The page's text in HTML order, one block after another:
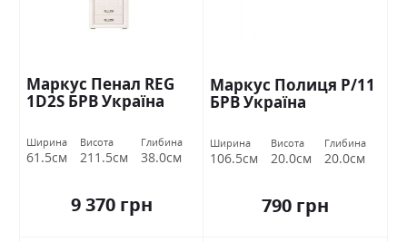
Маркус Пенал REG
1D2S БРВ Україна
Ширина
61.5см
Висота
211.5см
Глибина
38.0см
9 370 грн
Маркус Полиця P/11
БРВ Україна
Ширина
106.5см
Висота
20.0см
Глибина
20.0см
790 грн